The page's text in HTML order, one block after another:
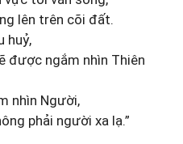
lên trên cõi đất.
huỷ,
được ngắm nhìn Thiên
nhìn Người,
phải người xa lạ.”